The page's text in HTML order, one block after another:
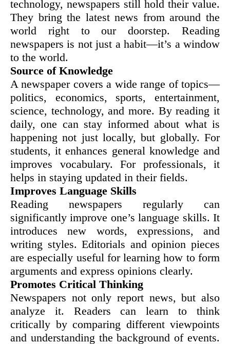
technology, newspapers still hold their value.
They bring the latest news from around the
world right to our doorstep. Reading
newspapers is not just a habit—it’s a window
to the world.
Source of Knowledge
A newspaper covers a wide range of topics—
politics, economics, sports, entertainment,
science, technology, and more. By reading it
daily, one can stay informed about what is
happening not just locally, but globally. For
students, it enhances general knowledge and
improves vocabulary. For professionals, it
helps in staying updated in their fields.
Improves Language Skills
Reading newspapers regularly can
significantly improve one’s language skills. It
introduces new words, expressions, and
writing styles. Editorials and opinion pieces
are especially useful for learning how to form
arguments and express opinions clearly.
Promotes Critical Thinking
Newspapers not only report news, but also
analyze it. Readers can learn to think
critically by comparing different viewpoints
and understanding the background of events.